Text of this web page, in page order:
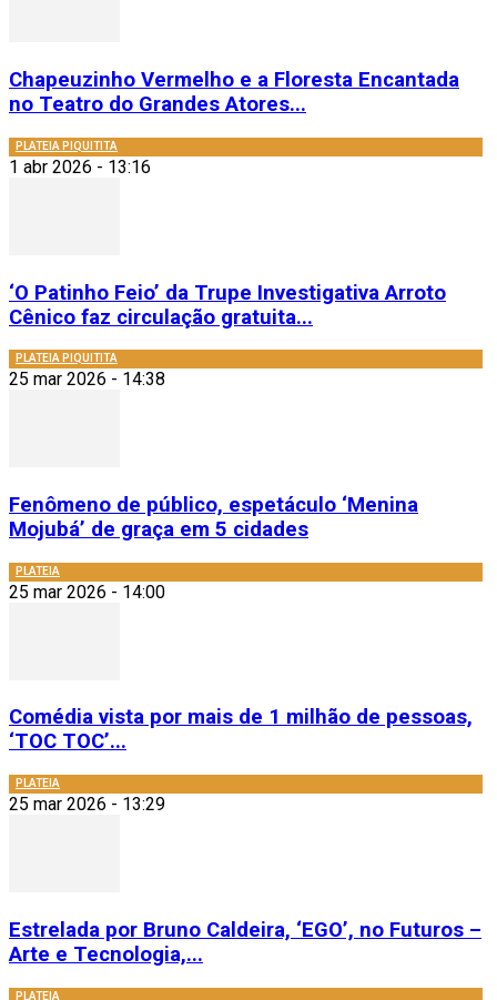
Chapeuzinho Vermelho e a Floresta Encantada
no Teatro do Grandes Atores...
PLATEIA PIQUITITA
1 abr 2026 - 13:16
‘O Patinho Feio’ da Trupe Investigativa Arroto
Cênico faz circulação gratuita...
PLATEIA PIQUITITA
25 mar 2026 - 14:38
Fenômeno de público, espetáculo ‘Menina
Mojubá’ de graça em 5 cidades
PLATEIA
25 mar 2026 - 14:00
Comédia vista por mais de 1 milhão de pessoas,
‘TOC TOC’...
PLATEIA
25 mar 2026 - 13:29
Estrelada por Bruno Caldeira, ‘EGO’, no Futuros –
Arte e Tecnologia,...
PLATEIA